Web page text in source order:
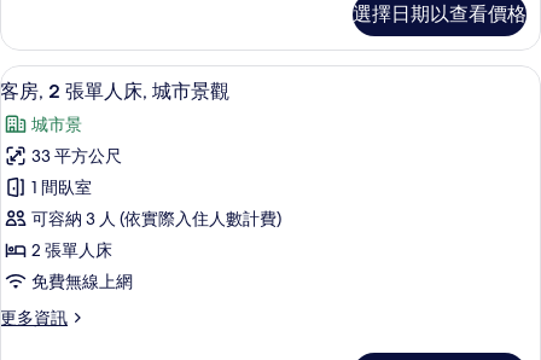
的
所
有
相
片
套
房,
1
臥
室
的
詳
情
選擇日期以查看價格
顯
示
客
房,
2
張
單
人
床,
高級寢具、舒適加層、迷你吧、客房
6
客房, 2 張單人床, 城市景觀
城市景
33 平方公尺
1 間臥室
可容納 3 人 (依實際入住人數計費)
2 張單人床
免費無線上網
更多資訊
更